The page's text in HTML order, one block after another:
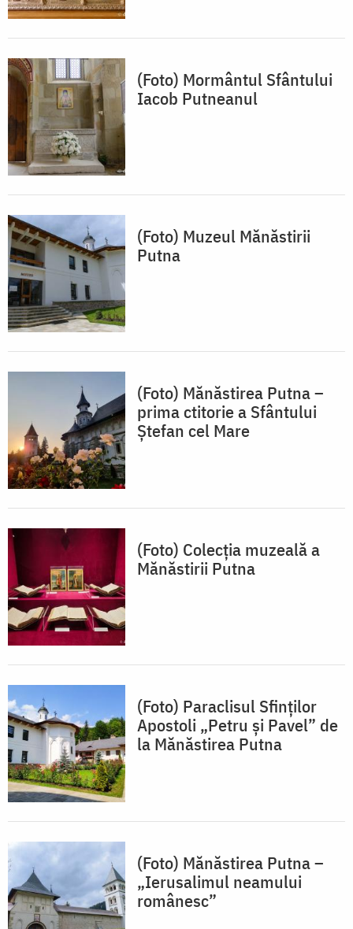
(Foto) Mormântul Sfântului
Iacob Putneanul
(Foto) Muzeul Mănăstirii
Putna
(Foto) Mănăstirea Putna –
prima ctitorie a Sfântului
Ștefan cel Mare
(Foto) Colecţia muzeală a
Mănăstirii Putna
(Foto) Paraclisul Sfinților
Apostoli „Petru și Pavel” de
la Mănăstirea Putna
(Foto) Mănăstirea Putna –
„Ierusalimul neamului
românesc”